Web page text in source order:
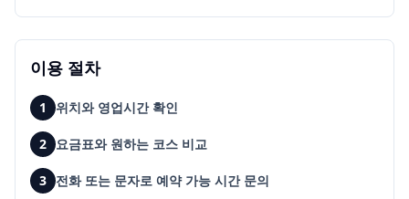
이용 절차
1 위치와 영업시간 확인
2 요금표와 원하는 코스 비교
3 전화 또는 문자로 예약 가능 시간 문의